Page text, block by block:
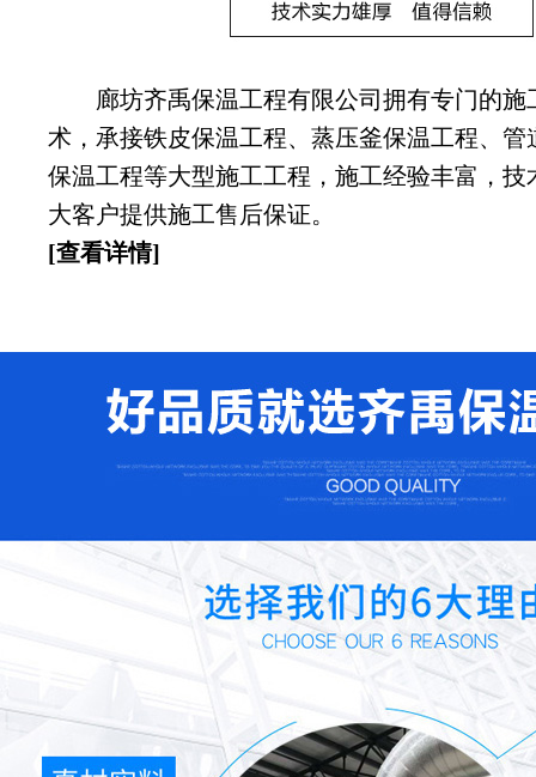
廊坊齐禹保温工程有限公司拥有专门的施
术，承接铁皮保温工程、蒸压釜保温工程、管
保温工程等大型施工工程，施工经验丰富，技
大客户提供施工售后保证。
[查看详情]